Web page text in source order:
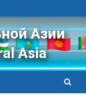
Азии
Asia